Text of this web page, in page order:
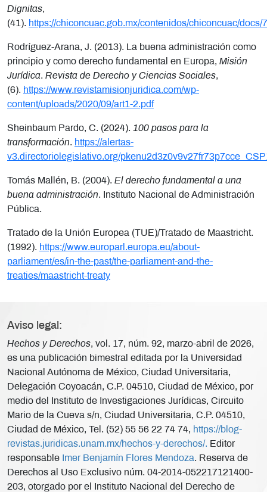
Dignitas,
(41). https://chiconcuac.gob.mx/contenidos/chiconcuac/
Rodríguez-Arana, J. (2013). La buena administración como
principio y como derecho fundamental en Europa, Misión
Jurídica. Revista de Derecho y Ciencias Sociales,
(6). https://www.revistamisionjuridica.com/wp-
content/uploads/2020/09/art1-2.pdf
Sheinbaum Pardo, C. (2024). 100 pasos para la
transformación. https://alertas-
v3.directoriolegislativo.org/
Tomás Mallén, B. (2004). El derecho fundamental a una
buena administración. Instituto Nacional de Administración
Pública.
Tratado de la Unión Europea (TUE)/Tratado de Maastricht.
(1992). https://www.europarl.europa.eu/about-
parliament/es/in-the-past/the-parliament-and-the-
treaties/maastricht-treaty
Aviso legal:
Hechos y Derechos, vol. 17, núm. 92, marzo-abril de 2026,
es una publicación bimestral editada por la Universidad
Nacional Autónoma de México, Ciudad Universitaria,
Delegación Coyoacán, C.P. 04510, Ciudad de México, por
medio del Instituto de Investigaciones Jurídicas, Circuito
Mario de la Cueva s/n, Ciudad Universitaria, C.P. 04510,
Ciudad de México, Tel. (52) 55 56 22 74 74, https://blog-
revistas.juridicas.unam.mx/hechos-y-derechos/. Editor
responsable Imer Benjamín Flores Mendoza. Reserva de
Derechos al Uso Exclusivo núm. 04-2014-052217121400-
203, otorgado por el Instituto Nacional del Derecho de